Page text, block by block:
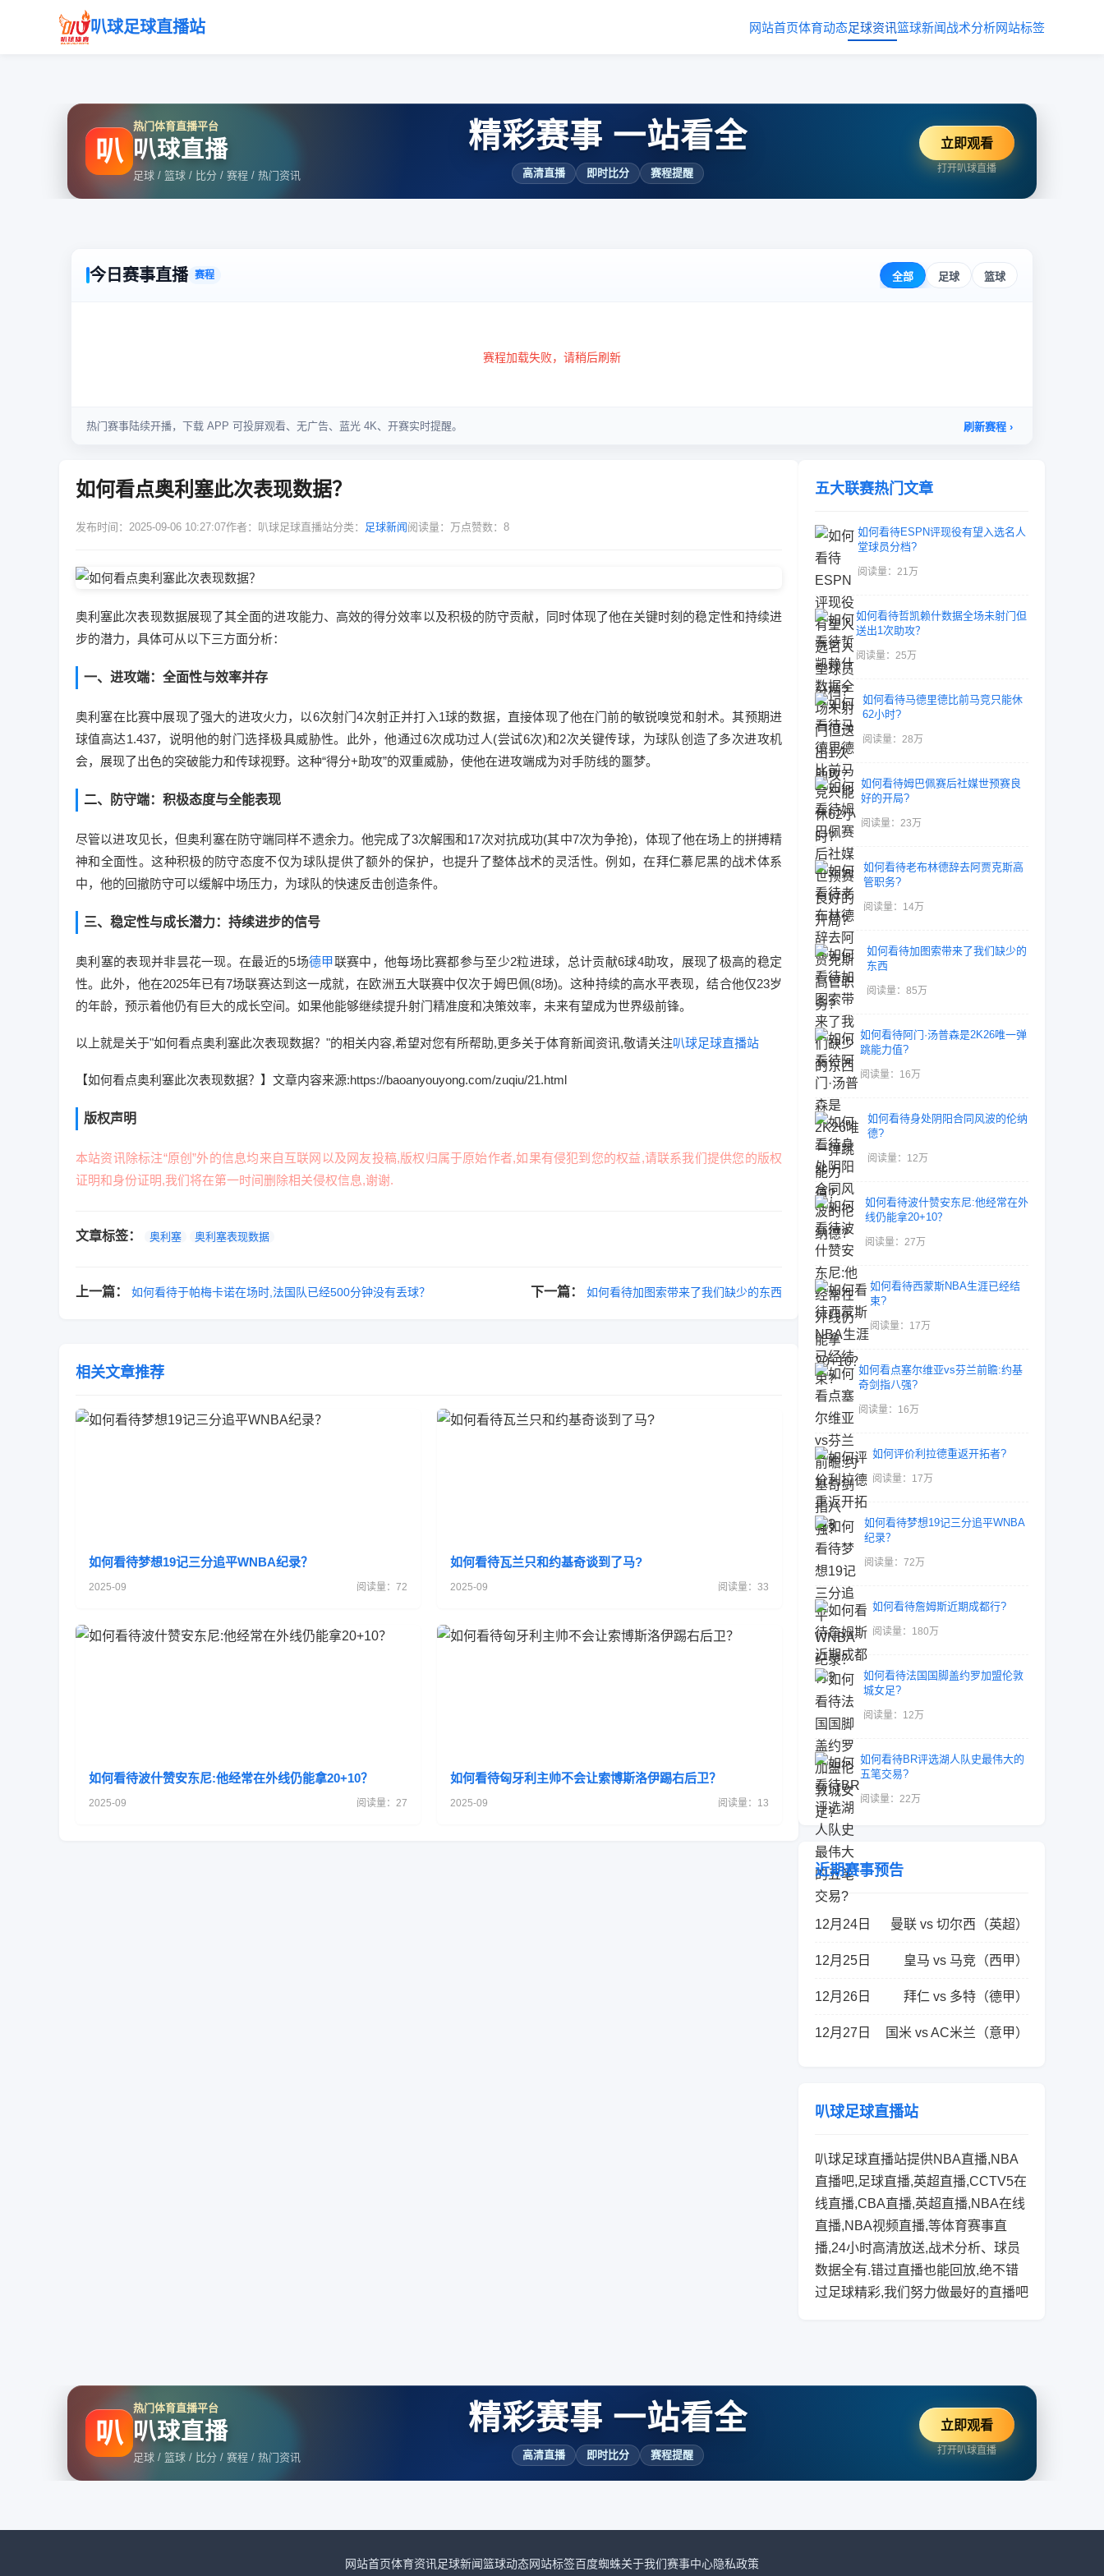
叭球足球直播站 网站首页体育动态足球资讯篮球新闻战术分析网站标签
叭
热门体育直播平台
叭球直播
足球 / 篮球 / 比分 / 赛程 / 热门资讯
精彩赛事 一站看全
高清直播 即时比分 赛程提醒
立即观看
打开叭球直播
如何看点奥利塞此次表现数据？
发布时间：2025-09-06 10:27:07作者：叭球足球直播站分类： 足球新闻 阅读量： 万 点赞数：8
奥利塞此次表现数据展现了其全面的进攻能力、高效的得分效率以及积极的防守贡献，同时体现了他在关键时刻的稳定性和持续进
步的潜力，具体可从以下三方面分析：
一、进攻端：全面性与效率并存
奥利塞在比赛中展现了强大的进攻火力，以6次射门4次射正并打入1球的数据，直接体现了他在门前的敏锐嗅觉和射术。其预期进
球值高达1.437，说明他的射门选择极具威胁性。此外，他通过6次成功过人(尝试6次)和2次关键传球，为球队创造了多次进攻机
会，展现了出色的突破能力和传球视野。这种“得分+助攻”的双重威胁，使他在进攻端成为对手防线的噩梦。
二、防守端：积极态度与全能表现
尽管以进攻见长，但奥利塞在防守端同样不遗余力。他完成了3次解围和17次对抗成功(其中7次为争抢)，体现了他在场上的拼搏精
神和全面性。这种积极的防守态度不仅为球队提供了额外的保护，也提升了整体战术的灵活性。例如，在拜仁慕尼黑的战术体系
中，他的回撤防守可以缓解中场压力，为球队的快速反击创造条件。
三、稳定性与成长潜力：持续进步的信号
奥利塞的表现并非昙花一现。在最近的5场德甲联赛中，他每场比赛都参与至少2粒进球，总计贡献6球4助攻，展现了极高的稳定
性。此外，他在2025年已有7场联赛达到这一成就，在欧洲五大联赛中仅次于姆巴佩(8场)。这种持续的高水平表现，结合他仅23岁
的年龄，预示着他仍有巨大的成长空间。如果他能够继续提升射门精准度和决策效率，未来有望成为世界级前锋。
以上就是关于"如何看点奥利塞此次表现数据？"的相关内容,希望对您有所帮助,更多关于体育新闻资讯,敬请关注叭球足球直播站
【如何看点奥利塞此次表现数据？】文章内容来源:https://baoanyouyong.com/zuqiu/21.html
版权声明
本站资讯除标注“原创”外的信息均来自互联网以及网友投稿,版权归属于原始作者,如果有侵犯到您的权益,请联系我们提供您的版权
证明和身份证明,我们将在第一时间删除相关侵权信息,谢谢.
文章标签： 奥利塞 奥利塞表现数据
上一篇： 如何看待于帕梅卡诺在场时,法国队已经500分钟没有丢球？ 下一篇： 如何看待加图索带来了我们缺少的东西
相关文章推荐
如何看待梦想19记三分追平WNBA纪录？
2025-09 阅读量：72
如何看待瓦兰只和约基奇谈到了马?
2025-09 阅读量：33
如何看待波什赞安东尼:他经常在外线仍能拿20+10？
2025-09 阅读量：27
如何看待匈牙利主帅不会让索博斯洛伊踢右后卫？
2025-09 阅读量：13
五大联赛热门文章
如何看待ESPN评现役有望入选名人
堂球员分档?
阅读量：21万
如何看待哲凯赖什数据全场未射门但
送出1次助攻？
阅读量：25万
如何看待马德里德比前马竞只能休
62小时?
阅读量：28万
如何看待姆巴佩赛后社媒世预赛良
好的开局?
阅读量：23万
如何看待老布林德辞去阿贾克斯高
管职务?
阅读量：14万
如何看待加图索带来了我们缺少的
东西
阅读量：85万
如何看待阿门·汤普森是2K26唯一弹
跳能力值?
阅读量：16万
如何看待身处阴阳合同风波的伦纳
德?
阅读量：12万
如何看待波什赞安东尼:他经常在外
线仍能拿20+10？
阅读量：27万
如何看待西蒙斯NBA生涯已经结
束?
阅读量：17万
如何看点塞尔维亚vs芬兰前瞻:约基
奇剑指八强?
阅读量：16万
如何评价利拉德重返开拓者?
阅读量：17万
如何看待梦想19记三分追平WNBA
纪录？
阅读量：72万
如何看待詹姆斯近期成都行?
阅读量：180万
如何看待法国国脚盖约罗加盟伦敦
城女足?
阅读量：12万
如何看待BR评选湖人队史最伟大的
五笔交易?
阅读量：22万
近期赛事预告
12月24日 曼联 vs 切尔西（英超）
12月25日 皇马 vs 马竞（西甲）
12月26日 拜仁 vs 多特（德甲）
12月27日 国米 vs AC米兰（意甲）
叭球足球直播站
叭球足球直播站提供NBA直播,NBA
直播吧,足球直播,英超直播,CCTV5在
线直播,CBA直播,英超直播,NBA在线
直播,NBA视频直播,等体育赛事直
播,24小时高清放送,战术分析、球员
数据全有.错过直播也能回放,绝不错
过足球精彩,我们努力做最好的直播吧
叭
热门体育直播平台
叭球直播
足球 / 篮球 / 比分 / 赛程 / 热门资讯
精彩赛事 一站看全
高清直播 即时比分 赛程提醒
立即观看
打开叭球直播
网站首页体育资讯 足球新闻篮球动态网站标签百度蜘蛛关于我们赛事中心隐私政策